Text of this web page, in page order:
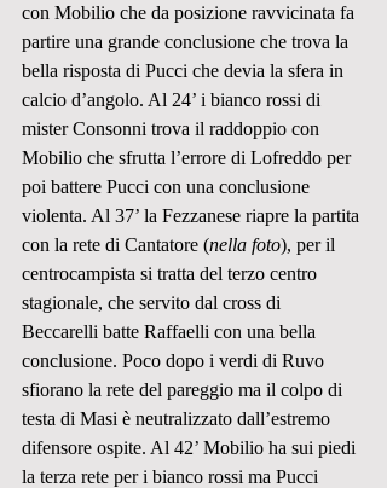
con Mobilio che da posizione ravvicinata fa
partire una grande conclusione che trova la
bella risposta di Pucci che devia la sfera in
calcio d’angolo. Al 24’ i bianco rossi di
mister Consonni trova il raddoppio con
Mobilio che sfrutta l’errore di Lofreddo per
poi battere Pucci con una conclusione
violenta. Al 37’ la Fezzanese riapre la partita
con la rete di Cantatore (nella foto), per il
centrocampista si tratta del terzo centro
stagionale, che servito dal cross di
Beccarelli batte Raffaelli con una bella
conclusione. Poco dopo i verdi di Ruvo
sfiorano la rete del pareggio ma il colpo di
testa di Masi è neutralizzato dall’estremo
difensore ospite. Al 42’ Mobilio ha sui piedi
la terza rete per i bianco rossi ma Pucci